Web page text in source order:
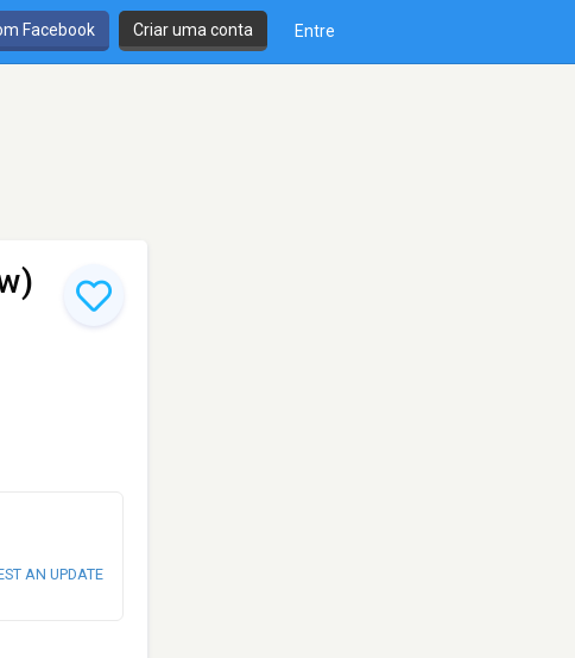
Facebook Criar uma conta Entre
AN UPDATE